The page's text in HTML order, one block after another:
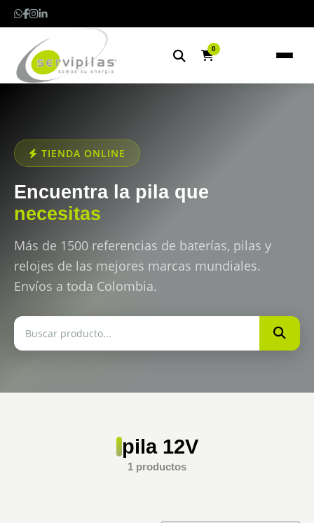
0
TIENDA ONLINE
Encuentra la pila que
necesitas
Más de 1500 referencias de baterías, pilas y
relojes de las mejores marcas mundiales.
Envíos a toda Colombia.
pila 12V
1 productos